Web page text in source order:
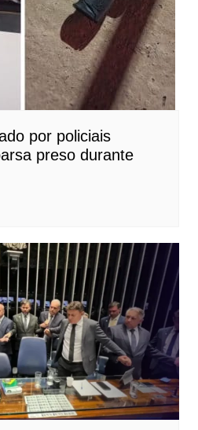
por policiais
preso durante